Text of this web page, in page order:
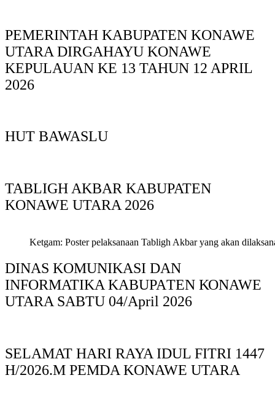
PEMERINTAH KABUPATEN KONAWE
UTARA DIRGAHAYU KONAWE
KEPULAUAN KE 13 TAHUN 12 APRIL
2026
HUT BAWASLU
TABLIGH AKBAR KABUPATEN
KONAWE UTARA 2026
Ketgam: Poster pelaksanaan Tabligh Akbar yang akan
DINAS KOMUNIKASI DAN
INFORMATIKA KABUPAΤΕΝ ΚΟNAWE
UTARA SABTU 04/April 2026
SELAMAT HARI RAYA IDUL FITRI 1447
H/2026.M PEMDA KONAWE UTARA